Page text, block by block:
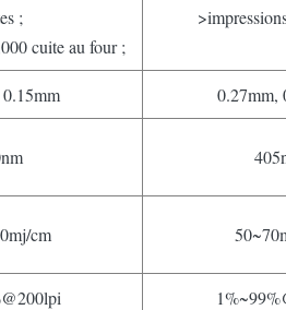
;
cuite au four ;
0.27mm,
cm